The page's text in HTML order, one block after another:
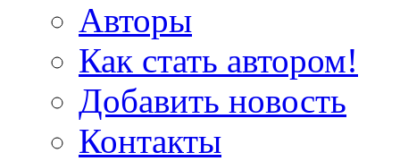
Авторы
Как стать автором!
Добавить новость
Контакты